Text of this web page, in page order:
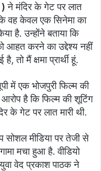
)ने मंदिर के गेट पर लात
वह केवल एक सिनेमा का
है. उन्होंने बताया कि
आहत करने का उद्देश्य नहीं
तो मैं क्षमा प्रार्थी हूं.
में एक भोजपुरी फिल्म की
है कि फिल्म की शूटिंग
के गेट पर लात मारी थी.
सोशल मीडिया पर तेजी से
मचा हुआ है. वीडियो
वेद प्रकाश पाठक ने